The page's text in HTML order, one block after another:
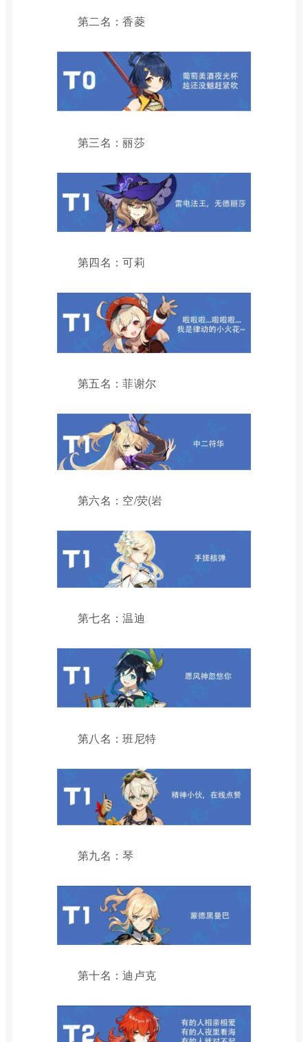
第二名：香菱
第三名：丽莎
第四名：可莉
第五名：菲谢尔
第六名：空/荧(岩
第七名：温迪
第八名：班尼特
第九名：琴
第十名：迪卢克